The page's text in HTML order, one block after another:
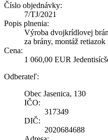
Číslo objednávky:
7/TJ/2021
Popis plnenia:
Výroba dvojkrídlovej
za brány, montáž
Cena:
1 060,00 EUR
Odberateľ:
Obec Jasenica, 130
IČO:
317349
DIČ:
2020684688